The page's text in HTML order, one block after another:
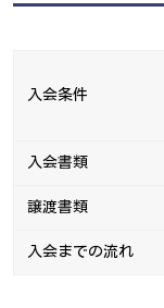
入会条件
入会書類
譲渡書類
入会までの流れ